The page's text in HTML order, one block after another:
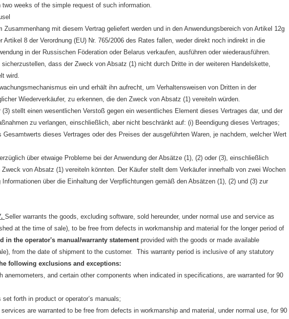
weeks of the simple request of such information.
mit diesem Vertrag geliefert werden und in den Anwendungsbereich von Artikel 12g
Artikel 8 der Verordnung (EU) Nr. 765/2006 des Rates fallen, weder direkt noch indirekt in die
in der Russischen Föderation oder Belarus verkaufen, ausführen oder wiederausführen.
dass der Zweck von Absatz (1) nicht durch Dritte in der weiteren Handelskette,
wird.
ein und erhält ihn aufrecht, um Verhaltensweisen von Dritten in der
Wiederverkäufer, zu erkennen, die den Zweck von Absatz (1) vereiteln würden.
stellt einen wesentlichen Verstoß gegen ein wesentliches Element dieses Vertrages dar, und der
zu verlangen, einschließlich, aber nicht beschränkt auf: (i) Beendigung dieses Vertrages;
dieses Vertrages oder des Preises der ausgeführten Waren, je nachdem, welcher Wert
über etwaige Probleme bei der Anwendung der Absätze (1), (2) oder (3), einschließlich
von Absatz (1) vereiteln könnten. Der Käufer stellt dem Verkäufer innerhalb von zwei Wochen
über die Einhaltung der Verpflichtungen gemäß den Absätzen (1), (2) und (3) zur
. Seller warrants the goods, excluding software, sold hereunder, under normal use and service as
at the time of sale), to be free from defects in workmanship and material for the longer period of
in the operator's manual/warranty statementprovided with the goods or made available
from the date of shipment to the customer. This warranty period is inclusive of any statutory
following exclusions and exceptions:
anemometers, and certain other components when indicated in specifications, are warranted for 90
forth in product or operator’s manuals;
are warranted to be free from defects in workmanship and material, under normal use, for 90